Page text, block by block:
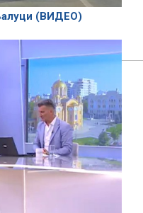
values
Done
(ВИДЕО)